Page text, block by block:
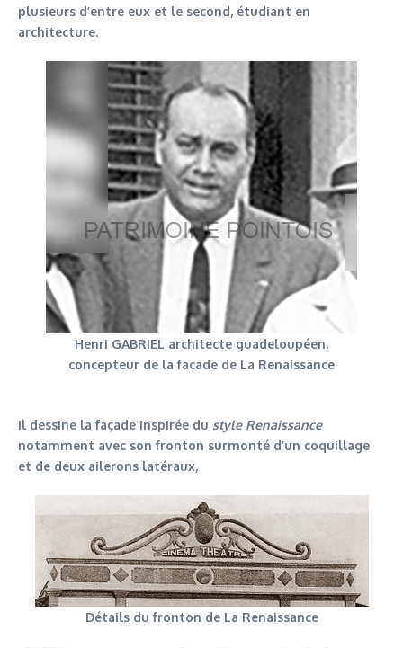
plusieurs d’entre eux et le second, étudiant en
architecture.
Henri GABRIEL architecte guadeloupéen,
concepteur de la façade de La Renaissance
Il dessine la façade inspirée du style Renaissance
notamment avec son fronton surmonté d’un coquillage
et de deux ailerons latéraux,
Détails du fronton de La Renaissance